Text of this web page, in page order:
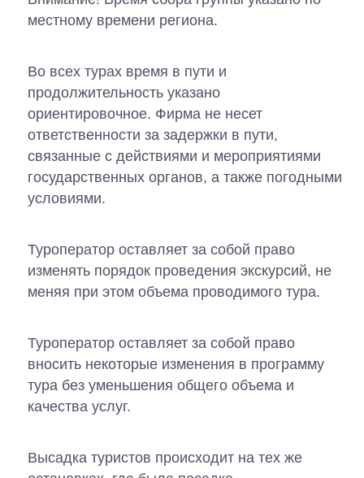
местному времени региона.
Во всех турах время в пути и
продолжительность указано
ориентировочное. Фирма не несет
ответственности за задержки в пути,
связанные с действиями и мероприятиями
государственных органов, а также погодными
условиями.
Туроператор оставляет за собой право
изменять порядок проведения экскурсий, не
меняя при этом объема проводимого тура.
Туроператор оставляет за собой право
вносить некоторые изменения в программу
тура без уменьшения общего объема и
качества услуг.
Высадка туристов происходит на тех же